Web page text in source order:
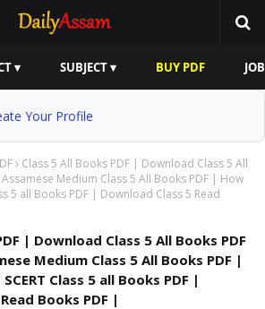
▾ SUBJECT ▾ BUY PDF
Your Profile
Class 5 All Books PDF | Download Class 5 All
Medium Class 5 All Books PDF | How
5 all Books PDF | Download Class 5 Read
| Download Class 5 All Books PDF
Medium Class 5 All Books PDF |
Class 5 all Books PDF |
Books PDF |